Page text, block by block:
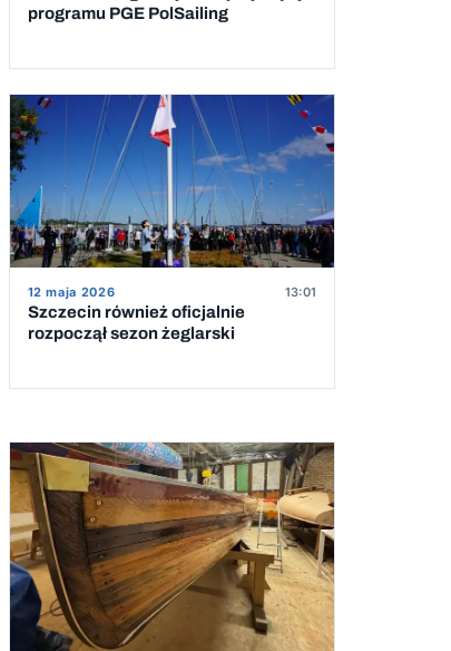
programu PGE PolSailing
12 maja 2026 13:01
Szczecin również oficjalnie
rozpoczął sezon żeglarski